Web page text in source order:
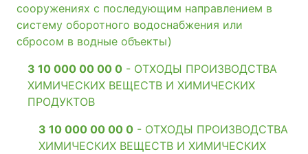
сооружениях с последующим направлением в
систему оборотного водоснабжения или
сбросом в водные объекты)
3 10 000 00 00 0 - ОТХОДЫ ПРОИЗВОДСТВА
ХИМИЧЕСКИХ ВЕЩЕСТВ И ХИМИЧЕСКИХ
ПРОДУКТОВ
3 10 000 00 00 0 - ОТХОДЫ ПРОИЗВОДСТВА
ХИМИЧЕСКИХ ВЕЩЕСТВ И ХИМИЧЕСКИХ